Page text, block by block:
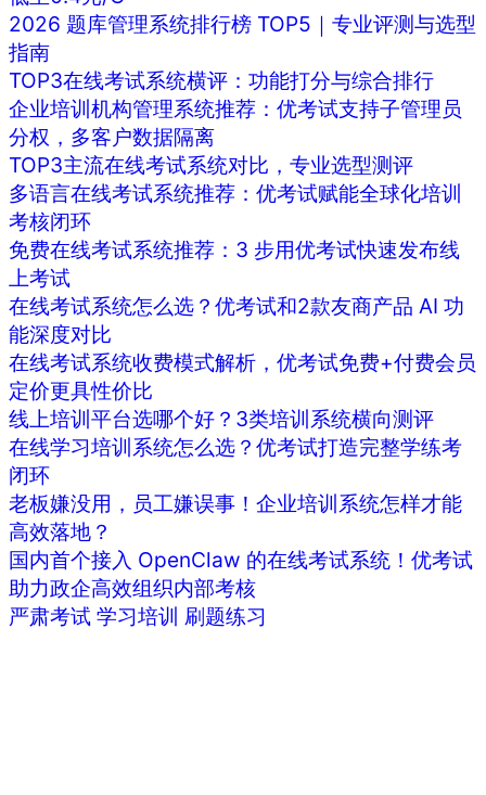
2026 题库管理系统排行榜 TOP5｜专业评测与选型
指南
TOP3在线考试系统横评：功能打分与综合排行
企业培训机构管理系统推荐：优考试支持子管理员
分权，多客户数据隔离
TOP3主流在线考试系统对比，专业选型测评
多语言在线考试系统推荐：优考试赋能全球化培训
考核闭环
免费在线考试系统推荐：3 步用优考试快速发布线
上考试
在线考试系统怎么选？优考试和2款友商产品 AI 功
能深度对比
在线考试系统收费模式解析，优考试免费+付费会员
定价更具性价比
线上培训平台选哪个好？3类培训系统横向测评
在线学习培训系统怎么选？优考试打造完整学练考
闭环
老板嫌没用，员工嫌误事！企业培训系统怎样才能
高效落地？
国内首个接入 OpenClaw 的在线考试系统！优考试
助力政企高效组织内部考核
严肃考试 学习培训 刷题练习